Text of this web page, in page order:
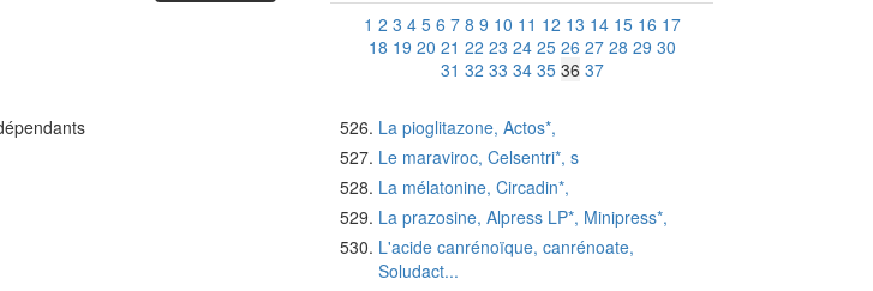
1 2 3 4 5 6 7 8 9 10 11 12 13 14 15 16 17
18 19 20 21 22 23 24 25 26 27 28 29 30
31 32 33 34 35 36 37
La pioglitazone, Actos*,
Le maraviroc, Celsentri*, s
La mélatonine, Circadin*,
La prazosine, Alpress LP*, Minipress*,
L'acide canrénoïque, canrénoate,
Soludact...